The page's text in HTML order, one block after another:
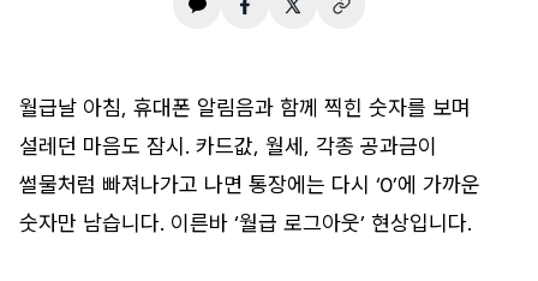
월급날 아침, 휴대폰 알림음과 함께 찍힌 숫자를 보며
설레던 마음도 잠시. 카드값, 월세, 각종 공과금이
썰물처럼 빠져나가고 나면 통장에는 다시 ‘0’에 가까운
숫자만 남습니다. 이른바 ‘월급 로그아웃’ 현상입니다.